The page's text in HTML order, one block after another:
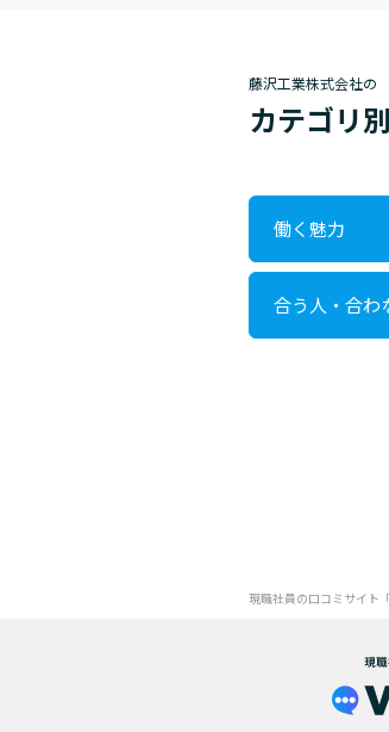
藤沢工業株式会社の
カテゴリ
働く魅力
合う人・合わ
現職社員の口コミサイト